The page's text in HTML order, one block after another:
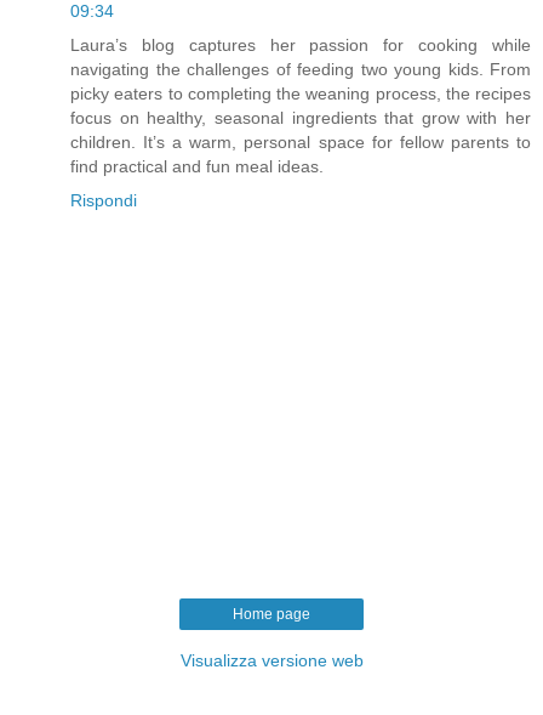
09:34
Laura’s blog captures her passion for cooking while
navigating the challenges of feeding two young kids. From
picky eaters to completing the weaning process, the recipes
focus on healthy, seasonal ingredients that grow with her
children. It’s a warm, personal space for fellow parents to
find practical and fun meal ideas.
Rispondi
Home page
Visualizza versione web